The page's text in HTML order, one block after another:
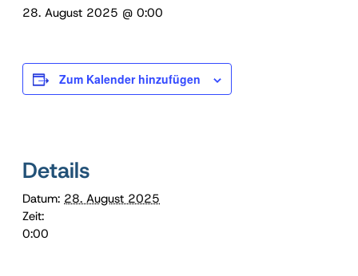
28. August 2025 @ 0:00
Zum Kalender hinzufügen
Details
Datum: 28. August 2025
Zeit:
0:00